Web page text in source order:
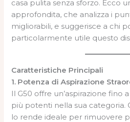
casa pulita senza sforzo. Ecco
approfondita, che analizza i
migliorabili, e suggerisce a chi
particolarmente utile questo
Caratteristiche Principali
1. Potenza di Aspirazione
Il G50 offre un’aspirazione fino a
più potenti nella sua categoria.
lo rende ideale per rimuovere